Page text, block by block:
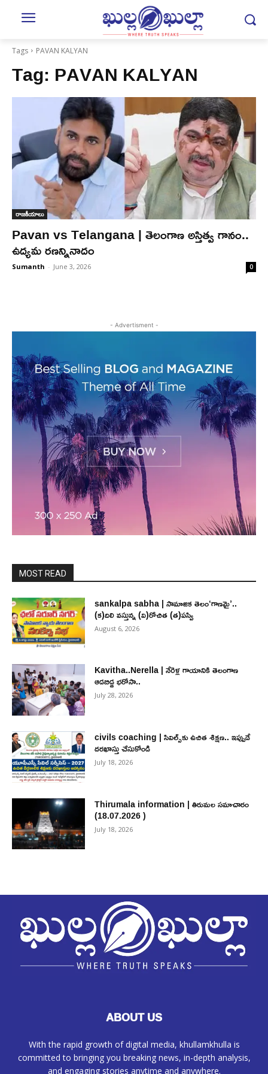
Tags PAVAN KALYAN
Tag: PAVAN KALYAN
రాజకీయాలు
Pavan vs Telangana | తెలంగాణ అస్తిత్వ గానం..
ఉద్యమ రణన్నినాదం
Sumanth - June 3, 2026 0
- Advertisment -
MOST READ
sankalpa sabha | సామాజిక తెలం‘గాణమై’..
(క)దిలి వస్తున్న (వి)రోచిత (త)పస్వి
August 6, 2026
Kavitha..Nerella | నేరెళ్ల గాయానికి తెలంగాణ
ఆడబిడ్డ భరోసా..
July 28, 2026
civils coaching | సివిల్స్‌కు ఉచిత శిక్ష‌ణ.. ఇప్పుడే
ద‌ర‌ఖాస్తు చేసుకోండి
July 18, 2026
Thirumala information | తిరుమల సమాచారం
(18.07.2026 )
July 18, 2026
ABOUT US
With the rapid growth of digital media, khullamkhulla is
committed to bringing you breaking news, in-depth analysis,
and engaging stories anytime and anywhere.